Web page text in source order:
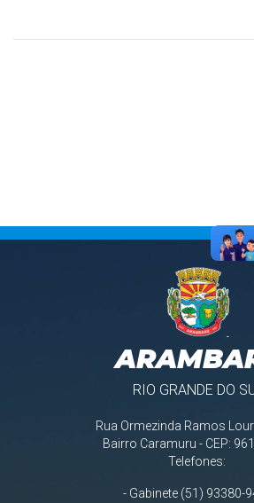
RIO GRANDE DO
Rua Ormezinda Ramos
Bairro Caramuru - CEP:
Telefones:
- Gabinete (51) 93380-